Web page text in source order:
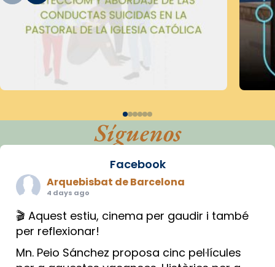
Síguenos
Facebook
Arquebisbat de Barcelona
4 days ago
🎬 Aquest estiu, cinema per gaudir i també
per reflexionar!
Mn. Peio Sánchez proposa cinc pel·lícules